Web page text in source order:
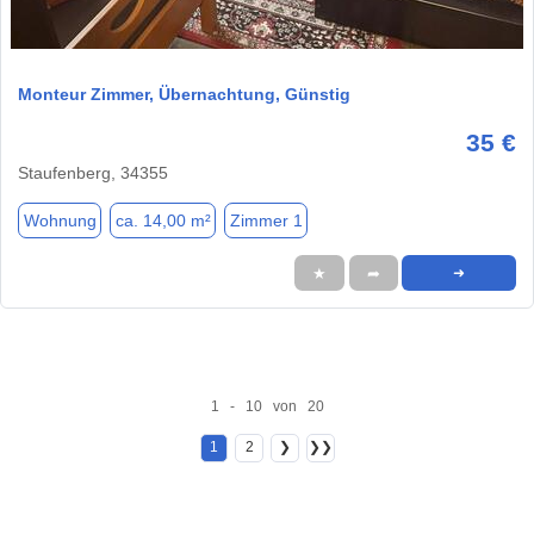
Monteur Zimmer, Übernachtung, Günstig
35 €
Staufenberg, 34355
Wohnung ca. 14,00 m² Zimmer 1
★ ➦ ➜
1 - 10 von 20
1 2 ❯ ❯❯